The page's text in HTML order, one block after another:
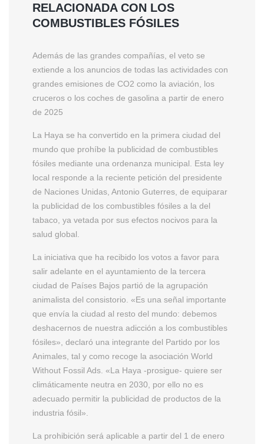
RELACIONADA CON LOS
COMBUSTIBLES FÓSILES
Además de las grandes compañías, el veto se
extiende a los anuncios de todas las actividades con
grandes emisiones de CO2 como la aviación, los
cruceros o los coches de gasolina a partir de enero
de 2025
La Haya se ha convertido en la primera ciudad del
mundo que prohíbe la publicidad de combustibles
fósiles mediante una ordenanza municipal. Esta ley
local responde a la reciente petición del presidente
de Naciones Unidas, Antonio Guterres, de equiparar
la publicidad de los combustibles fósiles a la del
tabaco, ya vetada por sus efectos nocivos para la
salud global.
La iniciativa que ha recibido los votos a favor para
salir adelante en el ayuntamiento de la tercera
ciudad de Países Bajos partió de la agrupación
animalista del consistorio. «Es una señal importante
que envía la ciudad al resto del mundo: debemos
deshacernos de nuestra adicción a los combustibles
fósiles», declaró una integrante del Partido por los
Animales, tal y como recoge la asociación World
Without Fossil Ads. «La Haya -prosigue- quiere ser
climáticamente neutra en 2030, por ello no es
adecuado permitir la publicidad de productos de la
industria fósil».
La prohibición será aplicable a partir del 1 de enero